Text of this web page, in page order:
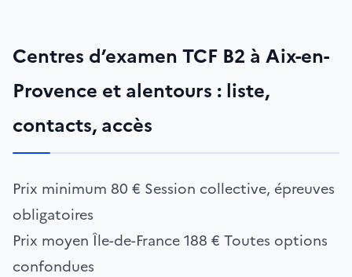
Centres d’examen TCF B2 à Aix-en-
Provence et alentours : liste,
contacts, accès
Prix minimum 80 € Session collective, épreuves
obligatoires
Prix moyen Île-de-France188 € Toutes options
confondues